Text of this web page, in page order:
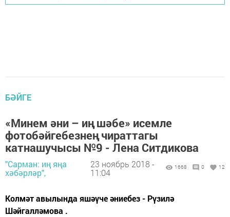
БӘЙГЕ
«Минем әни – иң шәбе» исемле
фотобәйгебезнең чираттагы
катнашучысы №9 - Лена Ситдикова
"Сарман: иң яңа
хәбәрләр",
23 ноябрь 2018 -
11:04
1668 0 12
Колмәт авылында яшәүче әниебез - Рүзилә
Шәйгалләмова .